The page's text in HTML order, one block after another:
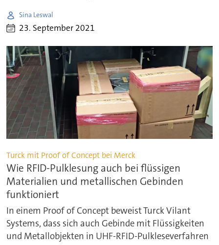
Sina Leswal
23. September 2021
Turck mit Proof of Concept bei Merck
Wie RFID-Pulklesung auch bei flüssigen
Materialien und metallischen Gebinden
funktioniert
In einem Proof of Concept beweist Turck Vilant
Systems, dass sich auch Gebinde mit Flüssigkeiten
und Metallobjekten in UHF-RFID-Pulkleseverfahren